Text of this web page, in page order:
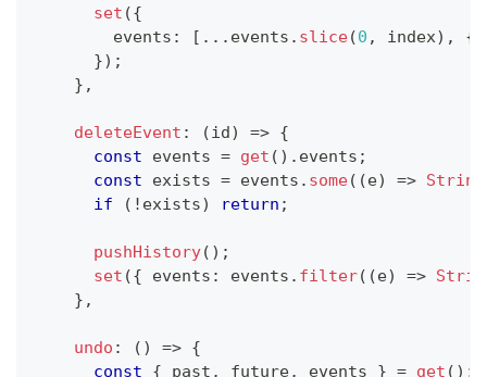
set ({
        events
: [ ... events . slice(0 , index) , {
}) ;
} ,
deleteEvent : (id) => {
const events = get ( ) . events ;
const exists = events . some( (e) => String
if
( ! exists) return ;
pushHistory( ) ;
set ({ events : events . filter( (e) =>
} ,
undo : ( ) => {
const
{ past , future, events } = get ( ) ;